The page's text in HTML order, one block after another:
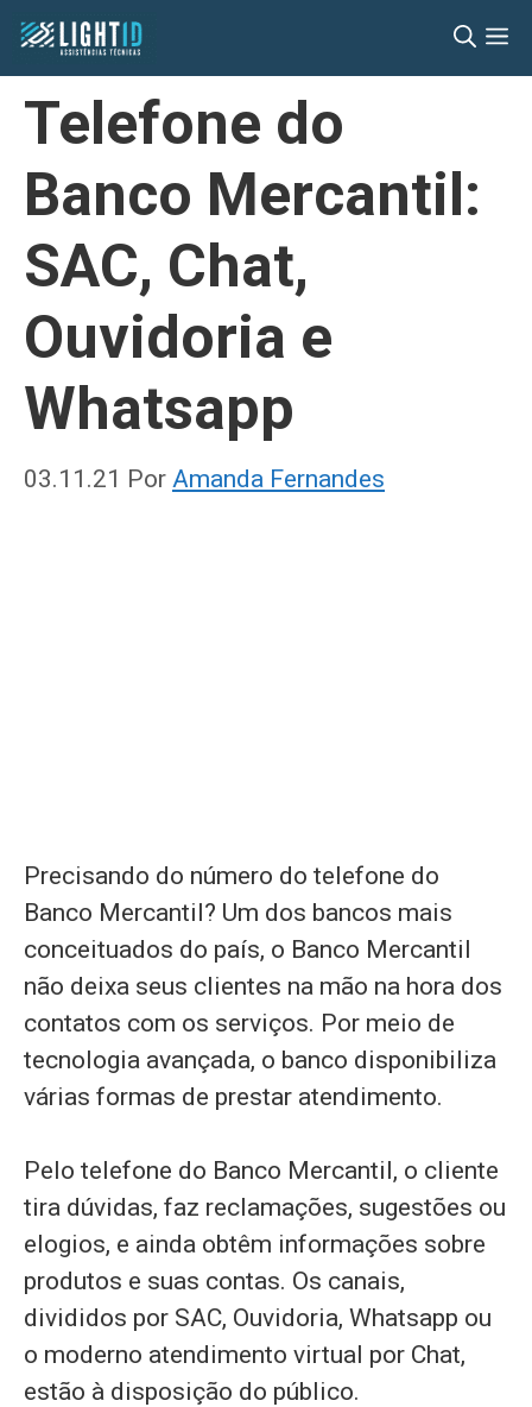
Pular
para
conteúdo
Telefone do
Banco Mercantil:
SAC, Chat,
Ouvidoria e
Whatsapp
03.11.21 Por Amanda Fernandes
Precisando do número do telefone do
Banco Mercantil? Um dos bancos mais
conceituados do país, o Banco Mercantil
não deixa seus clientes na mão na hora dos
contatos com os serviços. Por meio de
tecnologia avançada, o banco disponibiliza
várias formas de prestar atendimento.
Pelo telefone do Banco Mercantil, o cliente
tira dúvidas, faz reclamações, sugestões ou
elogios, e ainda obtêm informações sobre
produtos e suas contas. Os canais,
divididos por SAC, Ouvidoria, Whatsapp ou
o moderno atendimento virtual por Chat,
estão à disposição do público.